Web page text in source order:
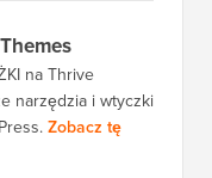
na Thrive
narzędzia i wtyczki
Zobacz tę